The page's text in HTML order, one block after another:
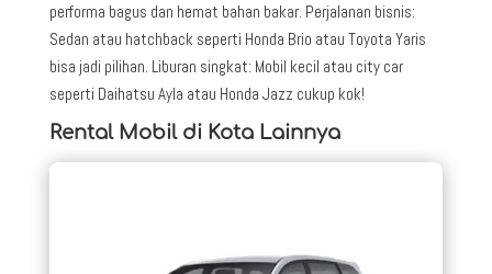
performa bagus dan hemat bahan bakar. Perjalanan bisnis:
Sedan atau hatchback seperti Honda Brio atau Toyota Yaris
bisa jadi pilihan. Liburan singkat: Mobil kecil atau city car
seperti Daihatsu Ayla atau Honda Jazz cukup kok!
Rental Mobil di Kota Lainnya